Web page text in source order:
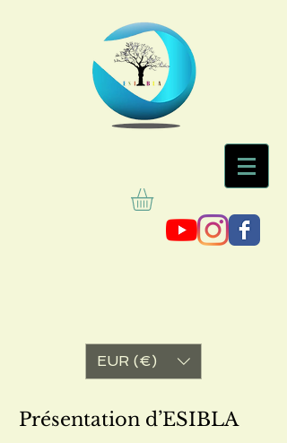
EUR (€)
Présentation d’ESIBLA